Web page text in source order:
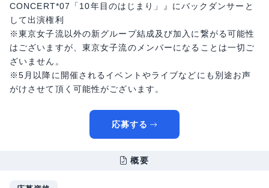
CONCERT*07「10年目のはじまり」』にバックダンサーと
して出演権利
※東京女子流以外の新グループ結成及び加入に繋がる可能性
はございますが、東京女子流のメンバーになることは一切ご
ざいません。
※5月以降に開催されるイベントやライブなどにも別途お声
がけさせて頂く可能性がございます。
応募する
概要